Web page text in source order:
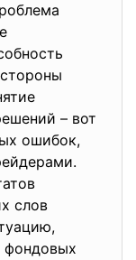
– вот
ошибок,
слов
фондовых